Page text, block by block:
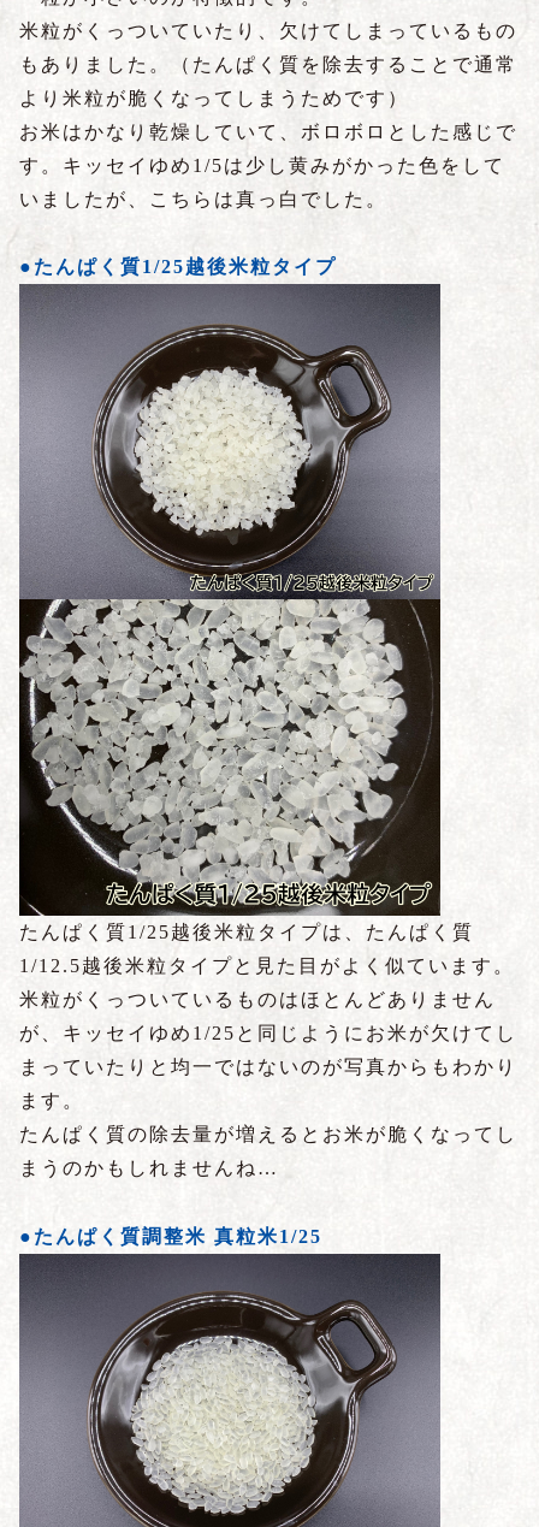
米粒がくっついていたり、欠けてしまっているもの
もありました。（たんぱく質を除去することで通常
より米粒が脆くなってしまうためです）
お米はかなり乾燥していて、ボロボロとした感じで
す。キッセイゆめ1/5は少し黄みがかった色をして
いましたが、こちらは真っ白でした。
●たんぱく質1/25越後米粒タイプ
たんぱく質1/25越後米粒タイプは、たんぱく質
1/12.5越後米粒タイプと見た目がよく似ています。
米粒がくっついているものはほとんどありません
が、キッセイゆめ1/25と同じようにお米が欠けてし
まっていたりと均一ではないのが写真からもわかり
ます。
たんぱく質の除去量が増えるとお米が脆くなってし
まうのかもしれませんね…
●たんぱく質調整米 真粒米1/25